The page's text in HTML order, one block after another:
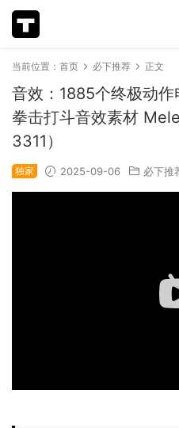
当前位置： 首页 必下推荐 正文
音效：1885个终极动
拳击打斗音效素材
3311）
独家 2025-09-06 必下推